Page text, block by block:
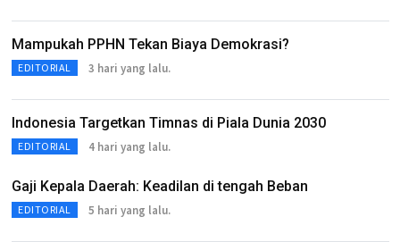
Mampukah PPHN Tekan Biaya Demokrasi?
EDITORIAL 3 hari yang lalu.
Indonesia Targetkan Timnas di Piala Dunia 2030
EDITORIAL 4 hari yang lalu.
Gaji Kepala Daerah: Keadilan di tengah Beban
EDITORIAL 5 hari yang lalu.